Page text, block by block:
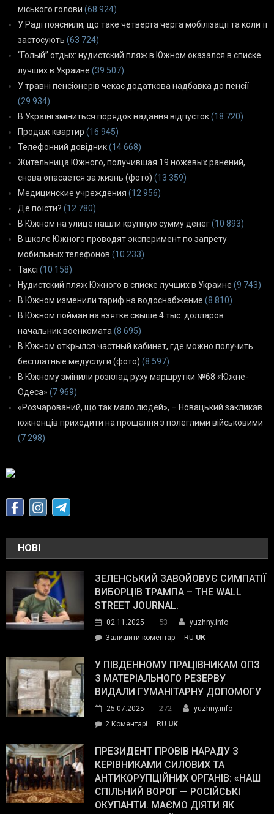
міського голови (68 924)
У Раді пояснили, що таке четверта черга мобілізації та коли її
застосують (63 724)
“Голый” отдых: нудистский пляж в Южном оказался в списке
лучших в Украине (39 507)
У травні пенсіонерів чекає додаткова надбавка до пенсії
(29 934)
В Україні зміниться порядок надання відпусток(18 720)
Продаж квартир (16 945)
Телефонний довідник(14 668)
Жительница Южного, получившая 19 ножевых ранений,
снова опасается за жизнь (фото) (13 359)
Медицинские учреждения (12 956)
Де поїсти? (12 780)
В Южном на улице нашли крупную сумму денег(10 893)
В школе Южного проводят эксперимент по запрету
мобильных телефонов (10 233)
Таксі (10 158)
Нудистский пляж Южного в списке лучших в Украине (9 743)
В Южном изменили тариф на водоснабжение (8 810)
В Южном пойман на взятке свыше 4 тыс. долларов
начальник военкомата(8 695)
В Южном открылся частный кабинет, где можно получить
бесплатные медуслуги (фото) (8 597)
В Южному змінили розклад руху маршрутки №68 «Южне-
Одеса» (7 969)
«Розчарований, що так мало людей», – Новацький закликав
южненців приходити на прощання з полеглими військовими
(7 298)
НОВІ
ЗЕЛЕНСЬКИЙ ЗАВОЙОВУЄ СИМПАТІЇ
ВИБОРЦІВ ТРАМПА – THE WALL
STREET JOURNAL.
02.11.2025 53
yuzhny.info
Залишити коментарon
завойовує
симпатії
виборців
The
Street
Journal.
RU UK
У ПІВДЕННОМУ ПРАЦІВНИКАМ ОПЗ
З МАТЕРІАЛЬНОГО РЕЗЕРВУ
ВИДАЛИ ГУМАНІТАРНУ ДОПОМОГУ
25.07.2025 272
yuzhny.info
2 Коментарі
Південному
працівникам
ОПЗ
з
матеріального
RU UK
ПРЕЗИДЕНТ ПРОВІВ НАРАДУ З
КЕРІВНИКАМИ СИЛОВИХ ТА
АНТИКОРУПЦІЙНИХ ОРГАНІВ: «НАШ
СПІЛЬНИЙ ВОРОГ — РОСІЙСЬКІ
ОКУПАНТИ. МАЄМО ДІЯТИ ЯК